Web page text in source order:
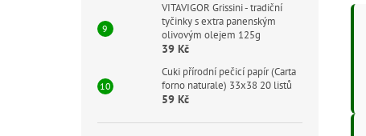
VITAVIGOR Grissini - tradiční
tyčinky s extra panenským
olivovým olejem 125g
39 Kč
Cuki přírodní pečicí papír (Carta
forno naturale) 33x38 20 listů
59 Kč